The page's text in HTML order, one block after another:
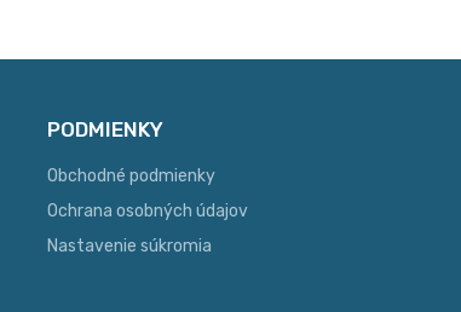
PODMIENKY
Obchodné podmienky
Ochrana osobných údajov
Nastavenie súkromia